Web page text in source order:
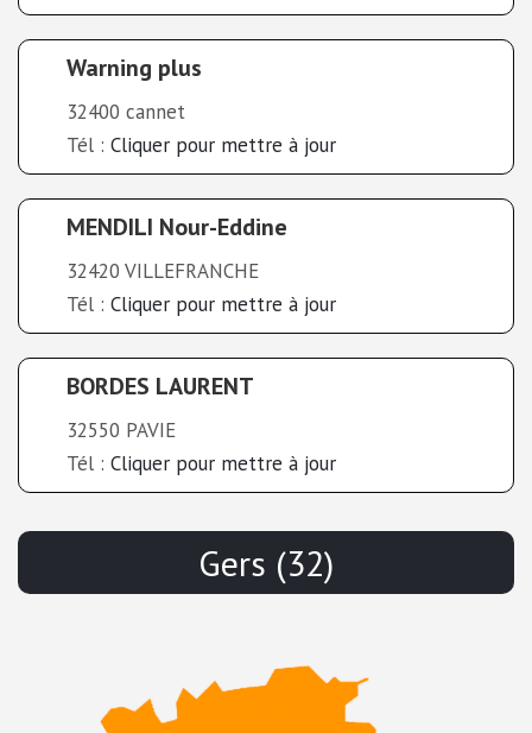
Warning plus
32400 cannet
Tél : Cliquer pour mettre à jour
MENDILI Nour-Eddine
32420 VILLEFRANCHE
Tél : Cliquer pour mettre à jour
BORDES LAURENT
32550 PAVIE
Tél : Cliquer pour mettre à jour
Gers (32)